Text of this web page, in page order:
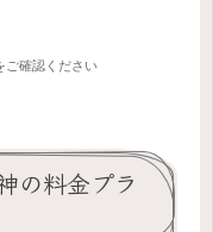
ご確認ください
の料金プラ